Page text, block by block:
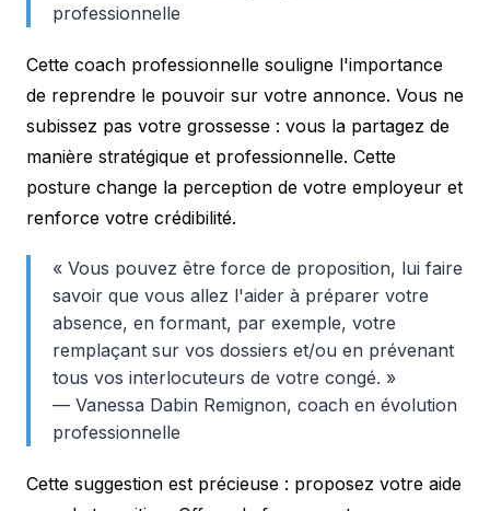
professionnelle
Cette coach professionnelle souligne l'importance
de reprendre le pouvoir sur votre annonce. Vous ne
subissez pas votre grossesse : vous la partagez de
manière stratégique et professionnelle. Cette
posture change la perception de votre employeur et
renforce votre crédibilité.
« Vous pouvez être force de proposition, lui faire
savoir que vous allez l'aider à préparer votre
absence, en formant, par exemple, votre
remplaçant sur vos dossiers et/ou en prévenant
tous vos interlocuteurs de votre congé. »
— Vanessa Dabin Remignon, coach en évolution
professionnelle
Cette suggestion est précieuse : proposez votre aide